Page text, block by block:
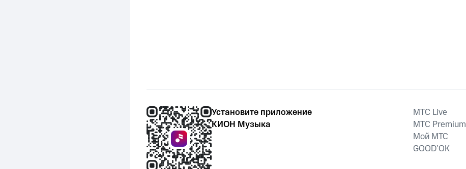
Установите приложение
КИОН Музыка
MTС Live
MTС Premium
Мой МТС
GOOD’OK